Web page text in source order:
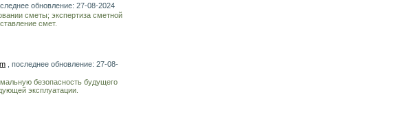
обновление: 27-08-2024
сметы; экспертиза сметной
смет.
, последнее обновление: 27-08-
безопасность будущего
эксплуатации.